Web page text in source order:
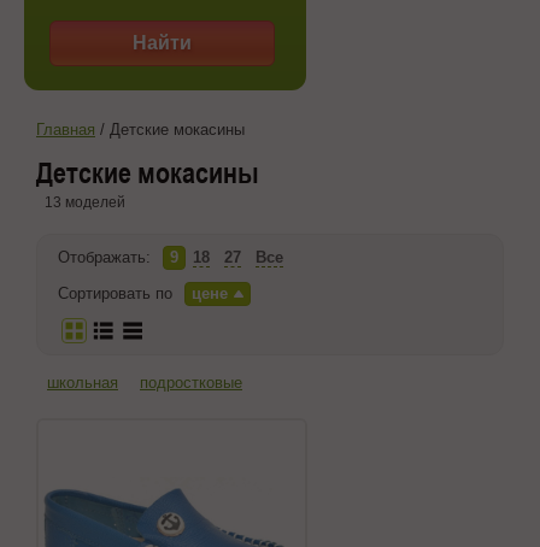
Найти
Главная / Детские мокасины
Детские мокасины
13 моделей
Отображать: 9 18 27
Все
Сортировать по
цене
школьная подростковые